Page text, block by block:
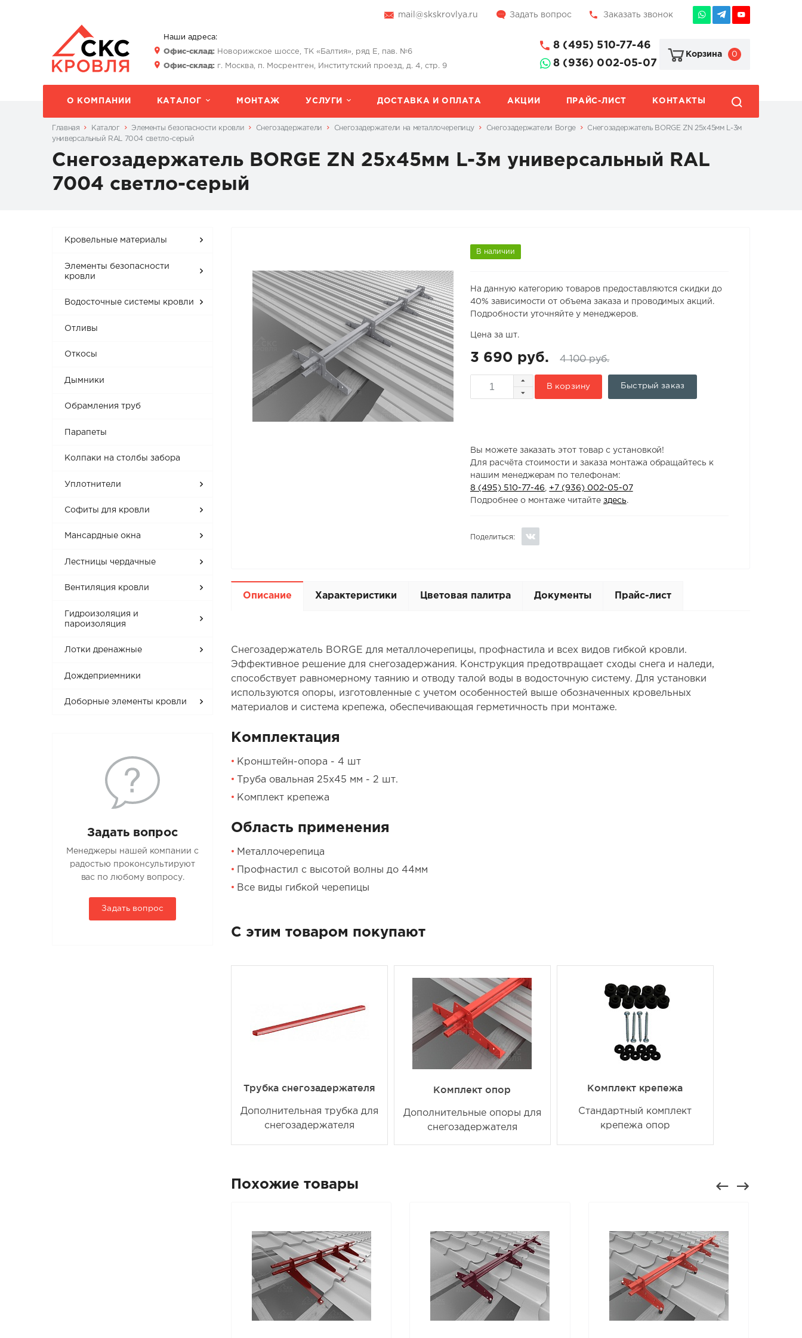
mail@skskrovlya.ru Задать вопрос Заказать звонок
Наши адреса:
Офис-склад:Новорижское шоссе, ТК «Балтия», ряд Е, пав. №6
Офис-склад:г. Москва, п. Мосрентген, Институтский проезд, д. 4, стр. 9
8 (495) 510-77-46
8 (936) 002-05-07
Корзина 0
О КОМПАНИИ КАТАЛОГ МОНТАЖ УСЛУГИ ДОСТАВКА И ОПЛАТА АКЦИИ ПРАЙС-ЛИСТ КОНТАКТЫ
Главная Каталог Элементы безопасности кровли Снегозадержатели Снегозадержатели на металлочерепицу Снегозадержатели Borge
Снегозадержатель BORGE ZN 25х45мм L-3м
универсальный RAL 7004 светло-серый
Снегозадержатель BORGE ZN 25х45мм L-3м универсальный RAL
7004 светло-серый
Кровельные материалы
Элементы безопасности
кровли
Водосточные системы кровли
Отливы
Откосы
Дымники
Обрамления труб
Парапеты
Колпаки на столбы забора
Уплотнители
Софиты для кровли
Мансардные окна
Лестницы чердачные
Вентиляция кровли
Гидроизоляция и
пароизоляция
Лотки дренажные
Дождеприемники
Доборные элементы кровли
Задать вопрос
Менеджеры нашей компании с
радостью проконсультируют
вас по любому вопросу.
Задать вопрос
В наличии
На данную категорию товаров предоставляются скидки до
40% зависимости от объема заказа и проводимых акций.
Подробности уточняйте у менеджеров.
Цена за шт.
3 690 руб. 4 100 руб.
В корзину Быстрый заказ
Вы можете заказать этот товар с установкой!
Для расчёта стоимости и заказа монтажа обращайтесь к
нашим менеджерам по телефонам:
8 (495) 510-77-46
+7 (936) 002-05-07
Подробнее о монтаже читайте здесь.
Поделиться:
Описание Характеристики Цветовая палитра Документы Прайс-лист
Снегозадержатель BORGE для металлочерепицы, профнастила и всех видов гибкой кровли.
Эффективное решение для снегозадержания. Конструкция предотвращает сходы снега и наледи,
способствует равномерному таянию и отводу талой воды в водосточную систему. Для установки
используются опоры, изготовленные с учетом особенностей выше обозначенных кровельных
материалов и система крепежа, обеспечивающая герметичность при монтаже.
Комплектация
Кронштейн-опора - 4 шт
Труба овальная 25х45 мм - 2 шт.
Комплект крепежа
Область применения
Металлочерепица
Профнастил с высотой волны до 44мм
Все виды гибкой черепицы
С этим товаром покупают
Трубка снегозадержателя
Дополнительная трубка для
снегозадержателя
Комплект опор
Дополнительные опоры для
снегозадержателя
Комплект крепежа
Стандартный комплект
крепежа опор
Похожие товары